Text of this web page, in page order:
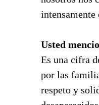
Usted
Es una cifra
por las
respeto y